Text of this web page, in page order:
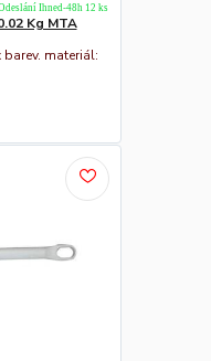
Kg MTA
materiál:
Ihned-48h 12 ks